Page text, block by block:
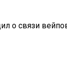
о связи